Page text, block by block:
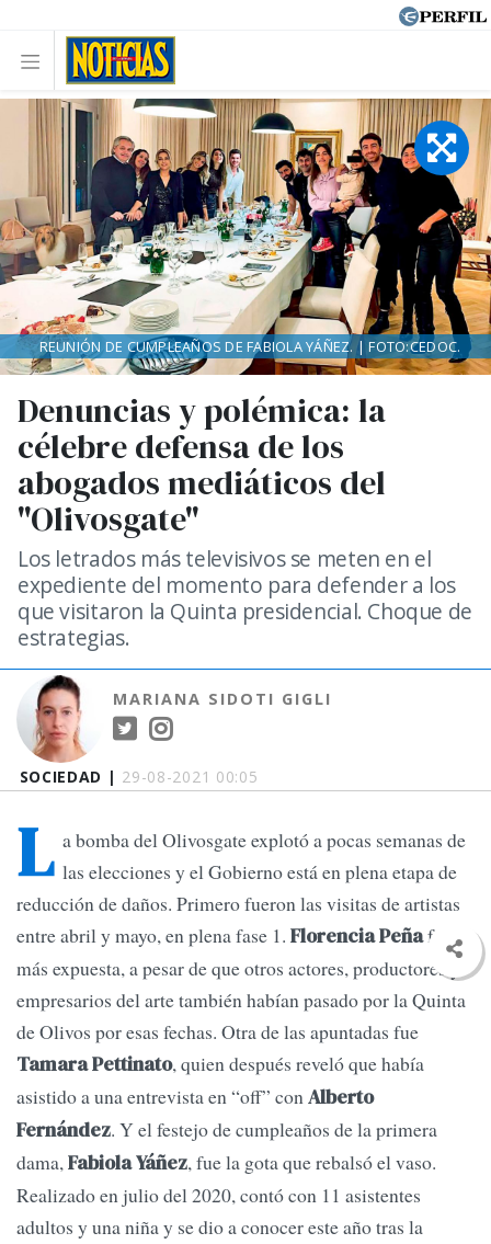
SOCIEDAD | 29-08-2021 00:05
Denuncias y polémica: la
célebre defensa de los
abogados mediáticos del
"Olivosgate"
Los letrados más televisivos se meten en el
expediente del momento para defender a los
que visitaron la Quinta presidencial. Choque de
estrategias.
MARIANA SIDOTI GIGLI
REUNIÓN DE CUMPLEAÑOS DE FABIOLA YÁÑEZ. | FOTO:CEDOC.
L a bomba del Olivosgate explotó a pocas semanas de
las elecciones y el Gobierno está en plena etapa de
reducción de daños. Primero fueron las visitas de artistas
entre abril y mayo, en plena fase 1. Florencia Peñafue la
más expuesta, a pesar de que otros actores, productores y
empresarios del arte también habían pasado por la Quinta
de Olivos por esas fechas. Otra de las apuntadas fue
Tamara Pettinato, quien después reveló que había
asistido a una entrevista en “off” conAlberto
Fernández. Y el festejo de cumpleaños de la primera
dama,Fabiola Yáñez, fue la gota que rebalsó el vaso.
Realizado en julio del 2020, contó con 11 asistentes
adultos y una niña y se dio a conocer este año tras la